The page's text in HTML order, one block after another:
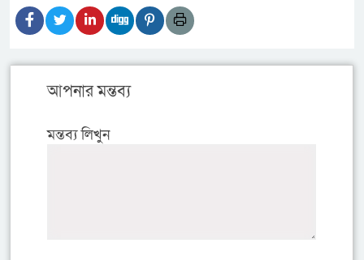
আপনার মন্তব্য
মন্তব্য লিখুন